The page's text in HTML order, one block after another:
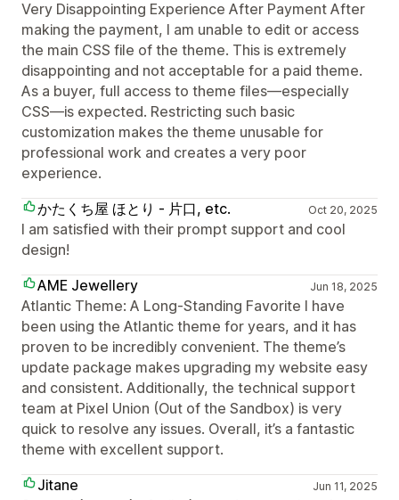
Very Disappointing Experience After Payment After
making the payment, I am unable to edit or access
the main CSS file of the theme. This is extremely
disappointing and not acceptable for a paid theme.
As a buyer, full access to theme files—especially
CSS—is expected. Restricting such basic
customization makes the theme unusable for
professional work and creates a very poor
experience.
かたくち屋 ほとり - 片口, etc.
Oct 20, 2025
I am satisfied with their prompt support and cool
design!
AME Jewellery
Jun 18, 2025
Atlantic Theme: A Long-Standing Favorite I have
been using the Atlantic theme for years, and it has
proven to be incredibly convenient. The theme’s
update package makes upgrading my website easy
and consistent. Additionally, the technical support
team at Pixel Union (Out of the Sandbox) is very
quick to resolve any issues. Overall, it’s a fantastic
theme with excellent support.
Jitane
Jun 11, 2025